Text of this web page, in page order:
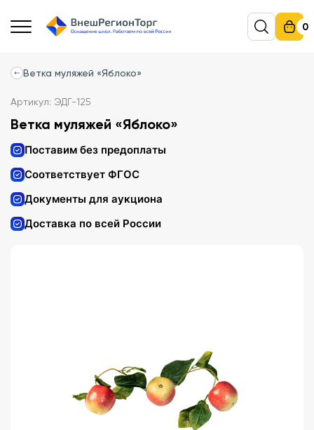
0
Ветка муляжей «Яблоко»
Артикул: ЭДГ-125
Ветка муляжей «Яблоко»
Поставим без предоплаты
Соответствует ФГОС
Документы для аукциона
Доставка по всей России